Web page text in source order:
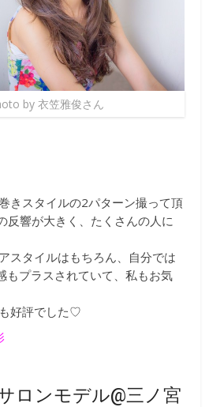
by 衣笠雅俊さん
きスタイルの2パターン撮って頂
反響が大きく、たくさんの人に
スタイルはもちろん、自分では
もプラスされていて、私もお気
好評でした♡
ンモデル@三ノ宮